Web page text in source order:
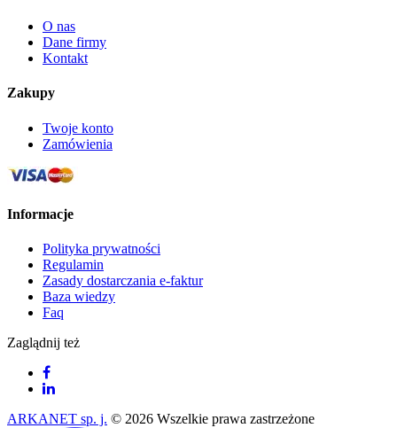
O nas
Dane firmy
Kontakt
Zakupy
Twoje konto
Zamówienia
Informacje
Polityka prywatności
Regulamin
Zasady dostarczania e-faktur
Baza wiedzy
Faq
Zaglądnij też
ARKANET sp. j. © 2026 Wszelkie prawa zastrzeżone